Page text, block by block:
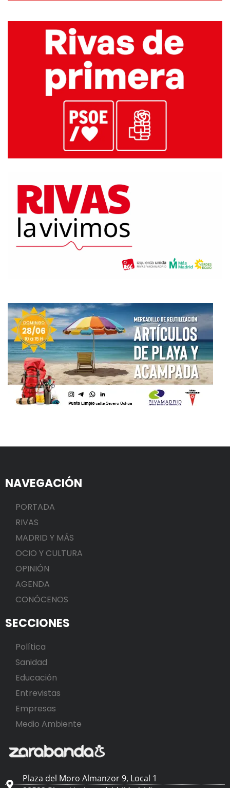
NAVEGACIÓN
PORTADA
RIVAS
MADRID Y MÁS
OCIO Y CULTURA
OPINIÓN
AGENDA
CONÓCENOS
SECCIONES
Política
Sanidad
Educación
Entrevistas
Empresas
Medio Ambiente
Plaza del Moro Almanzor 9, Local 1